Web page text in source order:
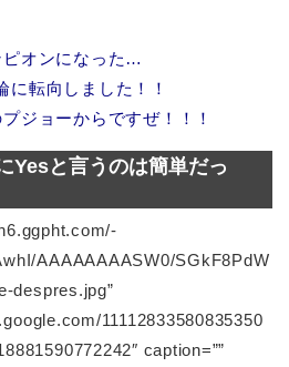
ピオンになった…
に転向しました！！
ジョーからですぜ！！！
Yesと言うのは簡単だっ
AAAAAAAASW0/SGkF8PdW
despres.jpg”
11112833580835350
caption=””